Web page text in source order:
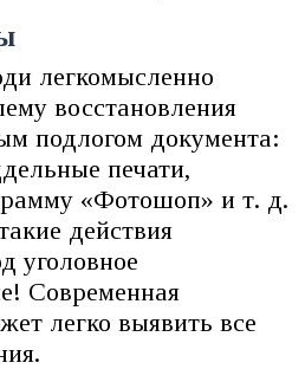
легкомысленно
восстановления
подлогом документа:
печати,
«Фотошоп» и т. д.
действия
уголовное
Современная
легко выявить все